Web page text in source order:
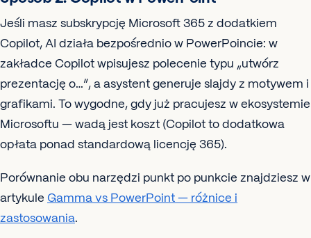
Jeśli masz subskrypcję Microsoft 365 z dodatkiem
Copilot, AI działa bezpośrednio w PowerPoincie: w
zakładce Copilot wpisujesz polecenie typu „utwórz
prezentację o…”, a asystent generuje slajdy z motywem i
grafikami. To wygodne, gdy już pracujesz w ekosystemie
Microsoftu — wadą jest koszt (Copilot to dodatkowa
opłata ponad standardową licencję 365).
Porównanie obu narzędzi punkt po punkcie znajdziesz w
artykule Gamma vs PowerPoint — różnice i
zastosowania.